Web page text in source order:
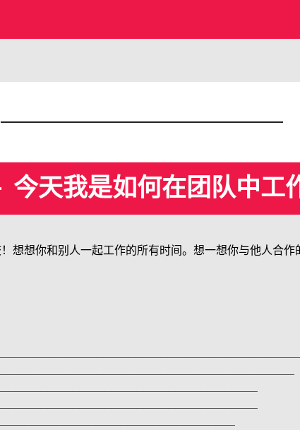
天我是如何在团队中工
想想你和别人一起工作的所有时间。想一想你与他人合